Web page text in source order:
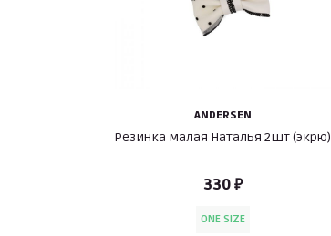
ANDERSEN
Резинка малая Наталья 2шт (экрю)
330 ₽
ONE SIZE